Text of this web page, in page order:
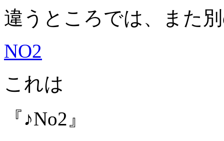
違うところでは、また
NO2
これは
『♪No2』